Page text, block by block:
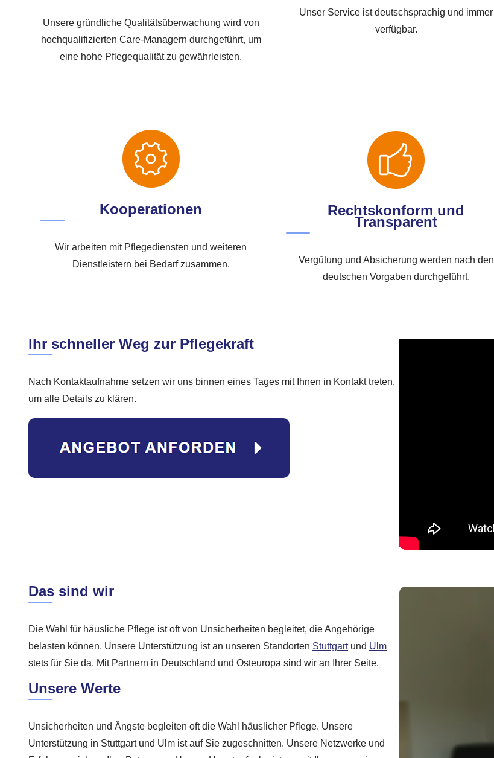
Unsere gründliche Qualitätsüberwachung wird von
hochqualifizierten Care-Managern durchgeführt, um
eine hohe Pflegequalität zu gewährleisten.
Unser Service ist deutschsprachig und immer
verfügbar.
Kooperationen
Wir arbeiten mit Pflegediensten und weiteren
Dienstleistern bei Bedarf zusammen.
Rechtskonform und
Transparent
Vergütung und Absicherung werden nach den
deutschen Vorgaben durchgeführt.
Ihr schneller Weg zur Pflegekraft
Nach Kontaktaufnahme setzen wir uns binnen eines Tages mit Ihnen in Kontakt treten,
um alle Details zu klären.
Das sind wir
Die Wahl für häusliche Pflege ist oft von Unsicherheiten begleitet, die Angehörige
belasten können. Unsere Unterstützung ist an unseren Standorten Stuttgartund Ulm
stets für Sie da. Mit Partnern in Deutschland und Osteuropa sind wir an Ihrer Seite.
Unsere Werte
Unsicherheiten und Ängste begleiten oft die Wahl häuslicher Pflege. Unsere
Unterstützung in Stuttgart und Ulm ist auf Sie zugeschnitten. Unsere Netzwerke und